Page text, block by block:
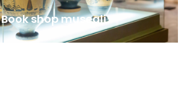
Book shop museali